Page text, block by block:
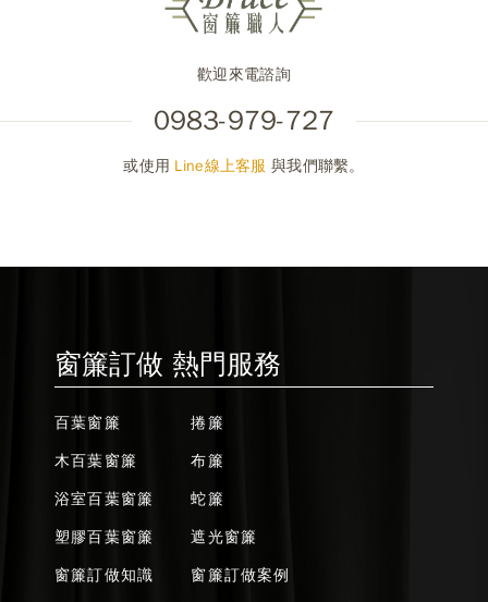
歡迎來電諮詢
0983-979-727
或使用 Line線上客服 與我們聯繫。
窗簾訂做 熱門服務
百葉窗簾
木百葉窗簾
浴室百葉窗簾
塑膠百葉窗簾
窗簾訂做知識
捲簾
布簾
蛇簾
遮光窗簾
窗簾訂做案例